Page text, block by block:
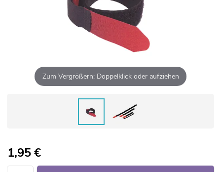
Zum Vergrößern: Doppelklick oder aufziehen
1,95€